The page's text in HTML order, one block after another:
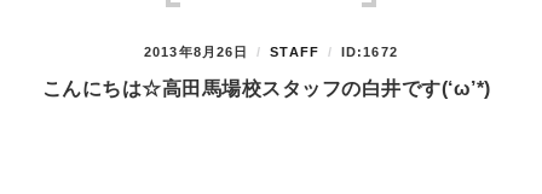
P
S
2013年8月26日
B
STAFF ID:1672
こんにちは☆高田馬場校スタッフの白井です(‘ω’*)